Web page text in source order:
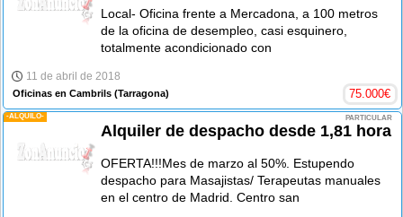
Local- Oficina frente a Mercadona, a 100 metros
de la oficina de desempleo, casi esquinero,
totalmente acondicionado con
11 de abril de 2018
Oficinas en Cambrils (Tarragona) 75.000€
-ALQUILO- PARTICULAR
Alquiler de despacho desde 1,81 hora
OFERTA!!!Mes de marzo al 50%. Estupendo
despacho para Masajistas/ Terapeutas manuales
en el centro de Madrid. Centro san